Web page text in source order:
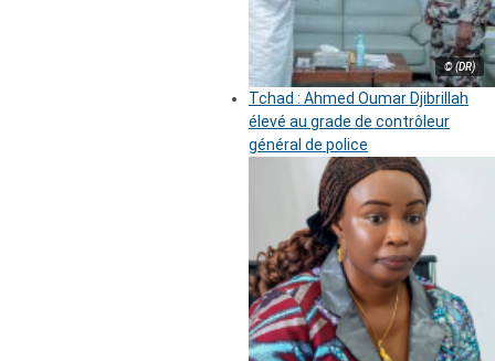
© (DR)
Tchad : Ahmed Oumar Djibrillah
élevé au grade de contrôleur
général de police